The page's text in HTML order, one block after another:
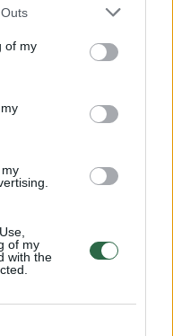
of my
of my
with the
įveikęs E.